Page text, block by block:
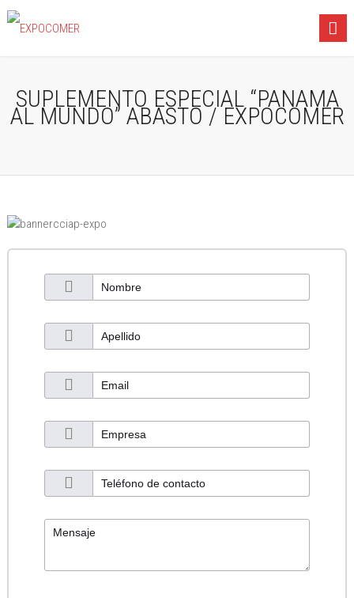
SUPLEMENTO ESPECIAL “PANAMA
AL MUNDO” ABASTO / EXPOCOMER